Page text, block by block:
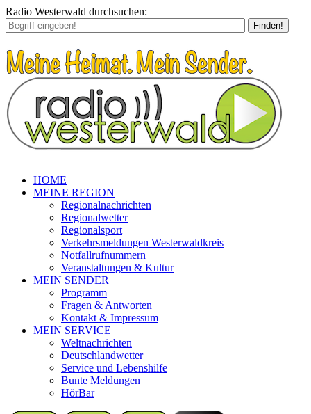
Radio Westerwald durchsuchen:
Finden!
HOME
MEINE REGION
Regionalnachrichten
Regionalwetter
Regionalsport
Verkehrsmeldungen Westerwaldkreis
Notfallrufnummern
Veranstaltungen & Kultur
MEIN SENDER
Programm
Fragen & Antworten
Kontakt & Impressum
MEIN SERVICE
Weltnachrichten
Deutschlandwetter
Service und Lebenshilfe
Bunte Meldungen
HörBar